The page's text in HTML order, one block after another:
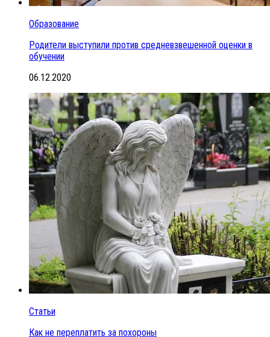
Образование
Родители выступили против средневзвешенной оценки в
обучении
06.12.2020
Статьи
Как не переплатить за похороны